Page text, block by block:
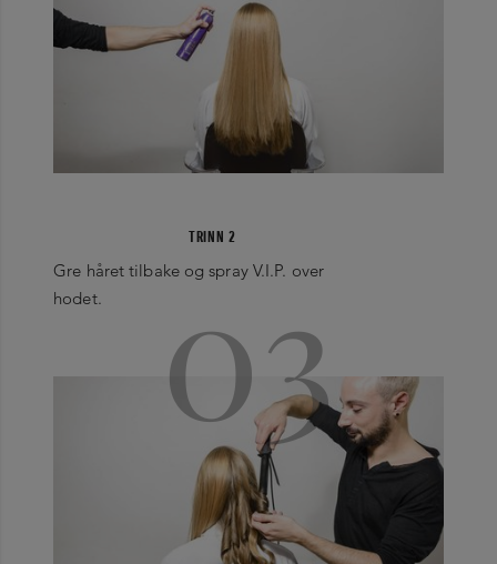
TRINN 2
Gre håret tilbake og spray V.I.P. over
hodet.
03